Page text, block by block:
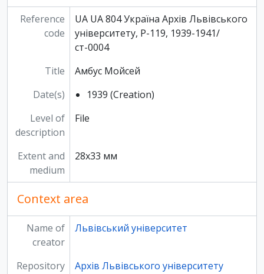
Reference
code
UA UA 804 Україна Архів Львівського
університету, Р-119, 1939-1941/
ст-0004
Title
Амбус Мойсей
Date(s)
1939 (Creation)
Level of
description
File
Extent and
medium
28х33 мм
Context area
Name of
creator
Львівський університет
Repository Архів Львівського університету